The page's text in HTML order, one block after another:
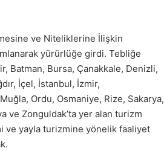
ve Niteliklerine İlişkin
yürürlüğe girdi. Tebliğe
Batman, Bursa, Çanakkale, Denizli,
İçel, İstanbul, İzmir,
Ordu, Osmaniye, Rize, Sakarya,
ve Zonguldak’ta yer alan turizm
ve yayla turizmine yönelik faaliyet